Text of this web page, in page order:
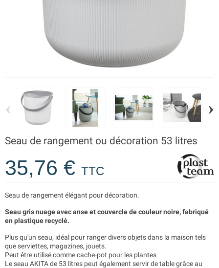
‹ ›
Seau de rangement ou décoration 53 litres
35,76 € TTC
Seau de rangement élégant pour décoration.
Seau gris nuage avec anse et couvercle de couleur noire, fabriqué
en plastique recyclé.
Plus qu'un seau, idéal pour ranger divers objets dans la maison tels
que serviettes, magazines, jouets.
Peut être utilisé comme cache-pot pour les plantes
Le seau AKITA de 53 litres peut également servir de table grâce au